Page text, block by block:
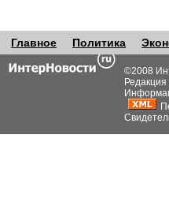
Главное Политика
©2008
Редакция